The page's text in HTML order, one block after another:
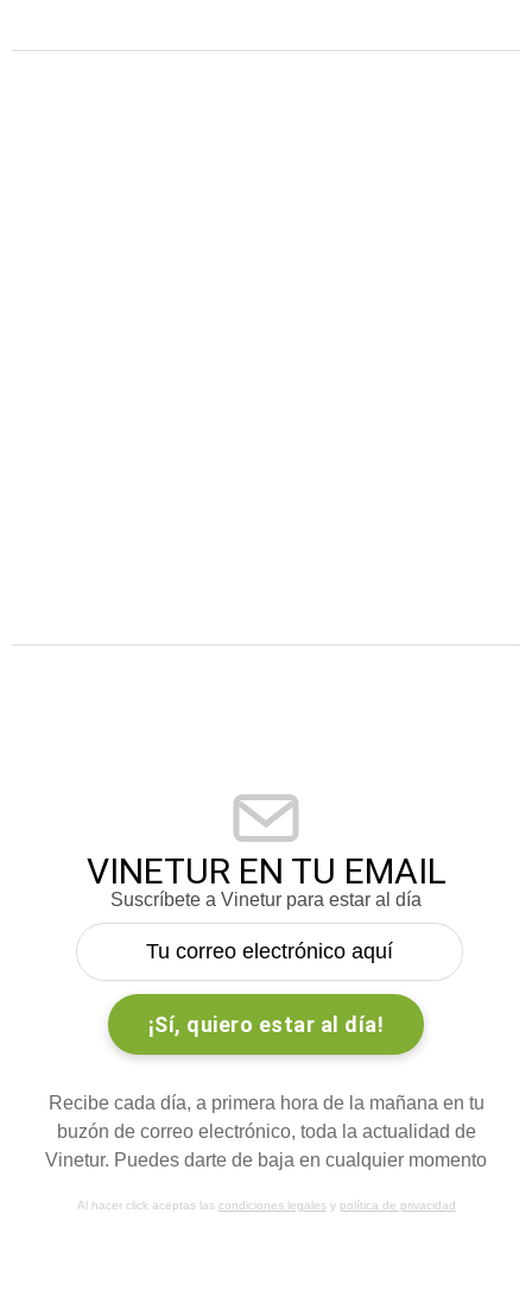
VINETUR EN TU EMAIL
Suscríbete a Vinetur para estar al día
Recibe cada día, a primera hora de la mañana en tu
buzón de correo electrónico, toda la actualidad de
Vinetur. Puedes darte de baja en cualquier momento
Al hacer click aceptas las condiciones legalesy política de privacidad